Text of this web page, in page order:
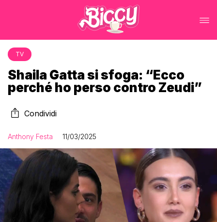
TV
Shaila Gatta si sfoga: “Ecco
perché ho perso contro Zeudi”
Condividi
Anthony Festa 11/03/2025